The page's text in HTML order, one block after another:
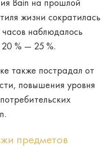
Bain на прошлой
жизни сократилась
наблюдалось
% — 25 %.
также пострадал от
повышения уровня
предметов